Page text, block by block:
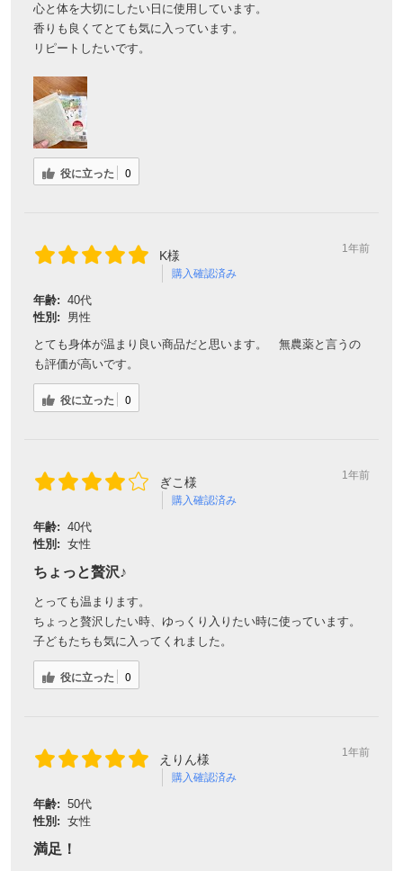
心と体を大切にしたい日に使用しています。
香りも良くてとても気に入っています。
リピートしたいです。
役に立った 0
K様
購入確認済み
1年前
年齢: 40代
性別:
男性
とても身体が温まり良い商品だと思います。 無農薬と言うの
も評価が高いです。
役に立った 0
ぎこ様
購入確認済み
1年前
年齢: 40代
性別: 女性
ちょっと贅沢♪
とっても温まります。
ちょっと贅沢したい時、ゆっくり入りたい時に使っています。
子どもたちも気に入ってくれました。
役に立った 0
えりん様
購入確認済み
1年前
年齢: 50代
性別: 女性
満足！